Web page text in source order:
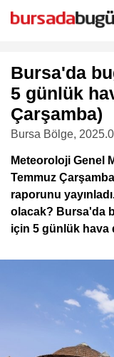
Bursa'da
5 günlük
Çarşamba)
Bursa Bölge,
Meteoroloji Genel
Temmuz
raporunu
olacak? Bursa'da
için 5 günlük hava